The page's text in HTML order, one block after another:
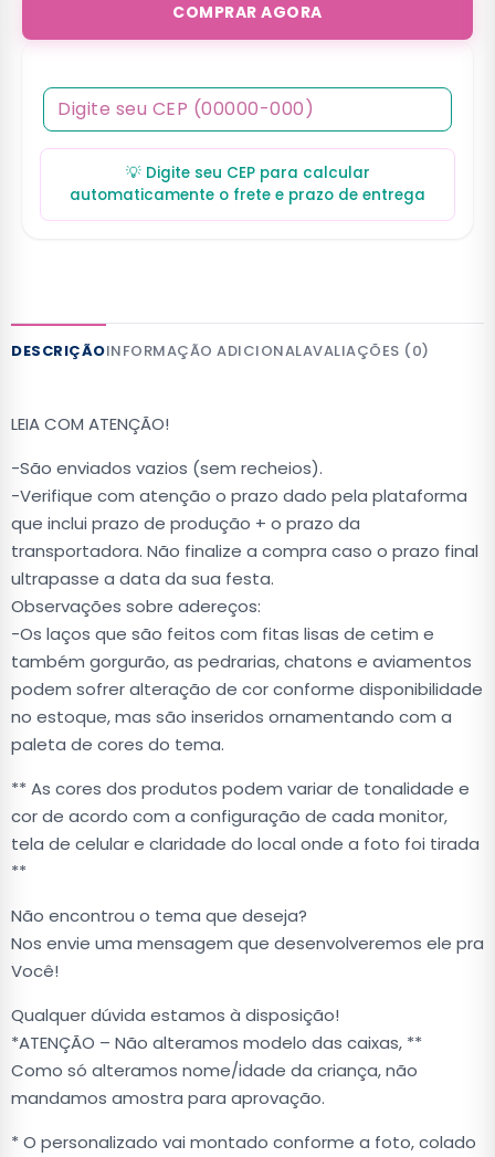
COMPRAR AGORA
💡 Digite seu CEP para calcular
automaticamente o frete e prazo de entrega
DESCRIÇÃOINFORMAÇÃO ADICIONALAVALIAÇÕES (0)
LEIA COM ATENÇÃO!
-São enviados vazios (sem recheios).
-Verifique com atenção o prazo dado pela plataforma
que inclui prazo de produção + o prazo da
transportadora. Não finalize a compra caso o prazo final
ultrapasse a data da sua festa.
Observações sobre adereços:
-Os laços que são feitos com fitas lisas de cetim e
também gorgurão, as pedrarias, chatons e aviamentos
podem sofrer alteração de cor conforme disponibilidade
no estoque, mas são inseridos ornamentando com a
paleta de cores do tema.
** As cores dos produtos podem variar de tonalidade e
cor de acordo com a configuração de cada monitor,
tela de celular e claridade do local onde a foto foi tirada
**
Não encontrou o tema que deseja?
Nos envie uma mensagem que desenvolveremos ele pra
Você!
Qualquer dúvida estamos à disposição!
*ATENÇÃO – Não alteramos modelo das caixas, **
Como só alteramos nome/idade da criança, não
mandamos amostra para aprovação.
* O personalizado vai montado conforme a foto, colado